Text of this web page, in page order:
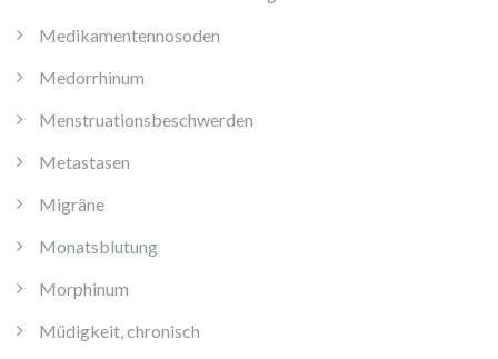
Medikamentennosoden
Medorrhinum
Menstruationsbeschwerden
Metastasen
Migräne
Monatsblutung
Morphinum
Müdigkeit, chronisch